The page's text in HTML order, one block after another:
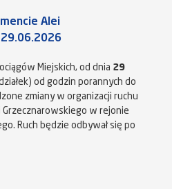
Alei
Miejskich, od dnia 29
od godzin porannych do
zmiany w organizacji ruchu
Grzecznarowskiego w rejonie
Ruch będzie odbywał się po